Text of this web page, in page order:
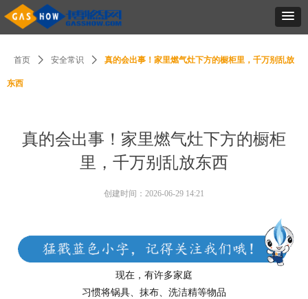
真的会出事！家里燃气灶下方的橱柜
里，千万别乱放东西
创建时间： 2026-06-29 14:21
现在，有许多家庭
习惯将锅具、 抹布、 洗洁精等物品
首页 ꄲ 安全常识 ꄲ 真的会出事！家里燃气灶下方的橱柜里，千万别乱放
东西